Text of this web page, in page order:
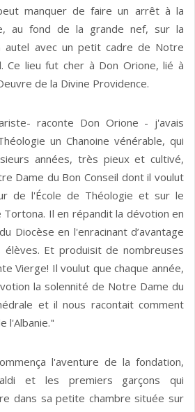
manquer de faire un arrêt à la
au fond de la grande nef, sur la
autel avec un petit cadre de Notre
Ce lieu fut cher à Don Orione, lié à
de la Divine Providence.
raconte Don Orione - j'avais
un Chanoine vénérable, qui
années, très pieux et cultivé,
Dame du Bon Conseil dont il voulut
de l'École de Théologie et sur le
Tortona. Il en répandit la dévotion en
Diocèse en l'enracinant d’avantage
Et produisit de nombreuses
Vierge! Il voulut que chaque année,
la solennité de Notre Dame du
et il nous racontait comment
l'Albanie."
l'aventure de la fondation,
et les premiers garçons qui
dans sa petite chambre située sur